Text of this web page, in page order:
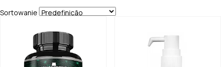
Sortowanie